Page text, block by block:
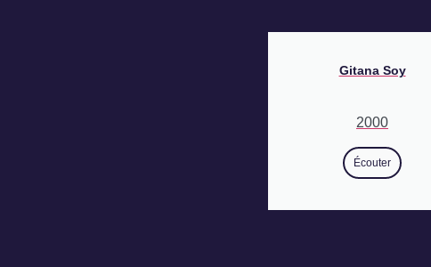
Gitana Soy
2000
Écouter